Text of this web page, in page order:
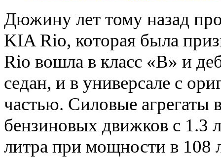
Дюжину лет тому назад
KIA Rio, которая была
Rio вошла в класс «В» и
седан, и в универсале с
частью. Силовые агрегаты
бензиновых движков с 1.3
литра при мощности в 108